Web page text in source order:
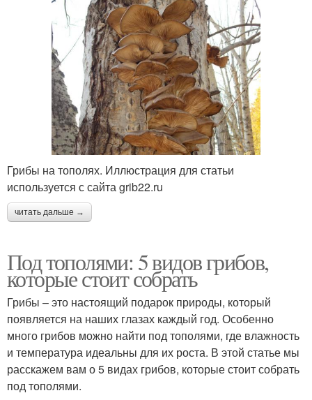
Грибы на тополях. Иллюстрация для статьи
используется с сайта grib22.ru
читать дальше →
Под тополями: 5 видов грибов,
которые стоит собрать
Грибы – это настоящий подарок природы, который
появляется на наших глазах каждый год. Особенно
много грибов можно найти под тополями, где влажность
и температура идеальны для их роста. В этой статье мы
расскажем вам о 5 видах грибов, которые стоит собрать
под тополями.